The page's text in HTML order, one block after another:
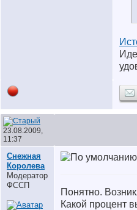
23.08.2009,
11:37
Снежная
Королева
Модератор
ФССП
Понятно.
Какой процент